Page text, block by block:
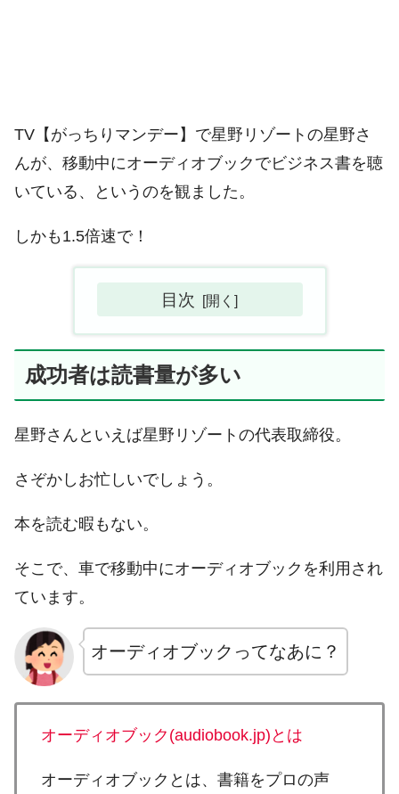
TV【がっちりマンデー】で星野リゾートの星野さ
んが、移動中にオーディオブックでビジネス書を聴
いている、というのを観ました。
しかも1.5倍速で！
目次
成功者は読書量が多い
星野さんといえば星野リゾートの代表取締役。
さぞかしお忙しいでしょう。
本を読む暇もない。
そこで、車で移動中にオーディオブックを利用され
ています。
オーディオブックってなあに？
オーディオブック(audiobook.jp)とは
オーディオブックとは、書籍をプロの声